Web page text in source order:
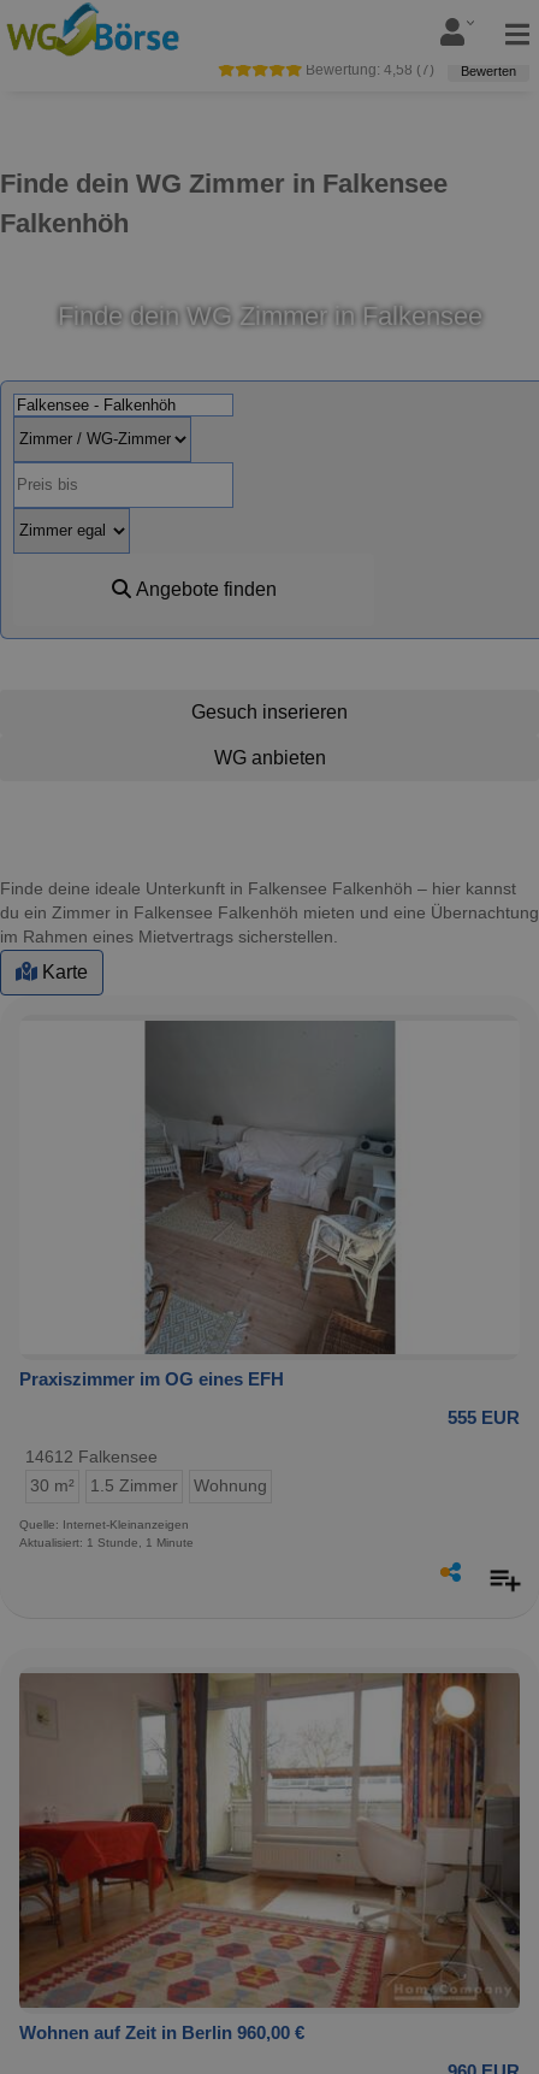
Finde dein WG Zimmer in Falkensee
Falkenhöh
Bewertung: 4,58 ( 7) Bewerten
Finde dein WG Zimmer in Falkensee
Angebote finden
Gesuch inserieren
WG anbieten
Finde deine ideale Unterkunft in Falkensee Falkenhöh – hier kannst
du ein Zimmer in Falkensee Falkenhöh mieten und eine Übernachtung
im Rahmen eines Mietvertrags sicherstellen.
Karte
Praxiszimmer im OG eines EFH
555 EUR
14612 Falkensee
30 m²
1.5 Zimmer Wohnung
Quelle: Internet-Kleinanzeigen
Aktualisiert: 1 Stunde, 1 Minute
Wohnen auf Zeit in Berlin 960,00 €